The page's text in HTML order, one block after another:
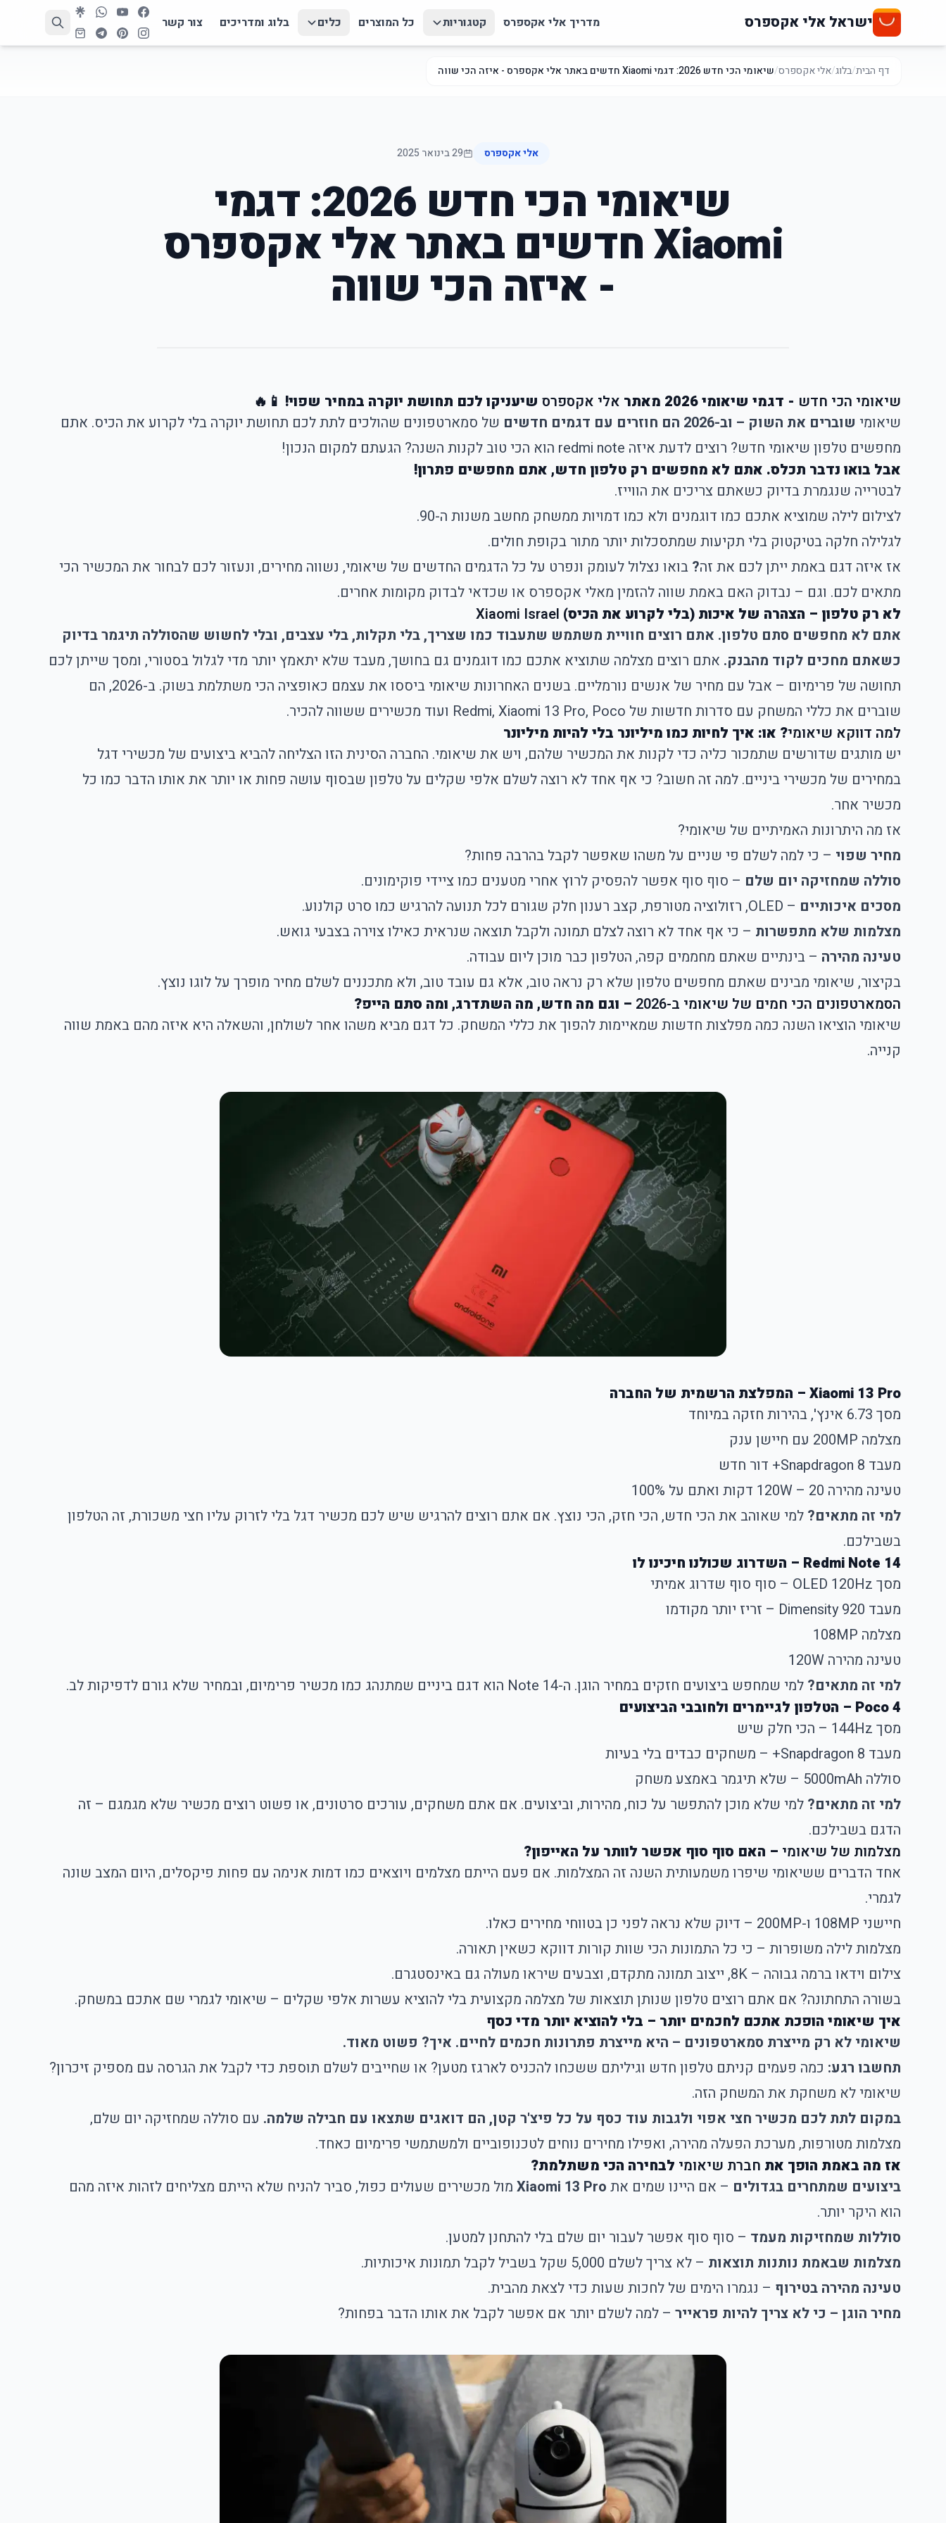
ישראל אלי אקספרס מדריך אלי אקספרס קטגוריות כל המוצרים כלים בלוג ומדריכים צור קשר
דף הבית/בלוג/אלי אקספרס/שיאומי הכי חדש 2026: דגמי Xiaomi חדשים באתר אלי אקספרס - איזה הכי שווה
אלי אקספרס 29 בינואר 2025
שיאומי הכי חדש 2026: דגמי
Xiaomi חדשים באתר אלי אקספרס
- איזה הכי שווה
שיאומי הכי חדש - דגמי שיאומי 2026 מאתר אלי אקספרס שיעניקו לכם תחושת יוקרה במחיר שפוי! 📱🔥
שיאומי שוברים את השוק – וב-2026 הם חוזרים עם דגמים חדשים
של סמארטפונים שהולכים לתת לכם תחושת יוקרה בלי לקרוע את הכיס. אתם
מחפשים טלפון שיאומי חדש? רוצים לדעת איזה redmi note הוא הכי טוב לקנות השנה? הגעתם למקום הנכון!
אבל בואו נדבר תכלס. אתם לא מחפשים רק טלפון חדש, אתם מחפשים פתרון!
לבטרייה שנגמרת בדיוק כשאתם צריכים את הווייז.
לצילום לילה שמוציא אתכם כמו דוגמנים ולא כמו דמויות ממשחק מחשב משנות ה-90.
לגלילה חלקה בטיקטוק בלי תקיעות שמתסכלות יותר מתור בקופת חולים.
אז איזה דגם באמת ייתן לכם את זה? בואו נצלול לעומק ונפרט על כל הדגמים החדשים של שיאומי, נשווה מחירים, ונעזור לכם לבחור את המכשיר הכי
מתאים לכם. וגם – נבדוק האם באמת שווה להזמין מאלי אקספרס או שכדאי לבדוק מקומות אחרים.
לא רק טלפון – הצהרה של איכות (בלי לקרוע את הכיס) Xiaomi Israel
אתם לא מחפשים סתם טלפון. אתם רוצים חוויית משתמש שתעבוד כמו שצריך, בלי תקלות, בלי עצבים, ובלי לחשוש שהסוללה תיגמר בדיוק
כשאתם מחכים לקוד מהבנק. אתם רוצים מצלמה שתוציא אתכם כמו דוגמנים גם בחושך, מעבד שלא יתאמץ יותר מדי לגלול בסטורי, ומסך שייתן לכם
תחושה של פרימיום – אבל עם מחיר של אנשים נורמליים. בשנים האחרונות שיאומי ביססו את עצמם כאופציה הכי משתלמת בשוק. ב-2026, הם
שוברים את כללי המשחק עם סדרות חדשות של Redmi, Xiaomi 13 Pro, Poco ועוד מכשירים ששווה להכיר.
למה דווקא שיאומי? או: איך לחיות כמו מיליונר בלי להיות מיליונר
יש מותגים שדורשים שתמכור כליה כדי לקנות את המכשיר שלהם, ויש את שיאומי. החברה הסינית הזו הצליחה להביא ביצועים של מכשירי דגל
במחירים של מכשירי ביניים. למה זה חשוב? כי אף אחד לא רוצה לשלם אלפי שקלים על טלפון שבסוף עושה פחות או יותר את אותו הדבר כמו כל
מכשיר אחר.
אז מה היתרונות האמיתיים של שיאומי?
מחיר שפוי – כי למה לשלם פי שניים על משהו שאפשר לקבל בהרבה פחות?
סוללה שמחזיקה יום שלם – סוף סוף אפשר להפסיק לרוץ אחרי מטענים כמו ציידי פוקימונים.
מסכים איכותיים – OLED, רזולוציה מטורפת, קצב רענון חלק שגורם לכל תנועה להרגיש כמו סרט קולנוע.
מצלמות שלא מתפשרות – כי אף אחד לא רוצה לצלם תמונה ולקבל תוצאה שנראית כאילו צוירה בצבעי גואש.
טעינה מהירה – בינתיים שאתם מחממים קפה, הטלפון כבר מוכן ליום עבודה.
בקיצור, שיאומי מבינים שאתם מחפשים טלפון שלא רק נראה טוב, אלא גם עובד טוב, ולא מתכננים לשלם מחיר מופרך על לוגו נוצץ.
הסמארטפונים הכי חמים של שיאומי ב-2026
– וגם מה חדש, מה השתדרג, ומה סתם הייפ?
שיאומי הוציאו השנה כמה מפלצות חדשות שמאיימות להפוך את כללי המשחק. כל דגם מביא משהו אחר לשולחן, והשאלה היא איזה מהם באמת שווה
קנייה.
Xiaomi 13 Pro – המפלצת הרשמית של החברה
מסך 6.73 אינץ', בהירות חזקה במיוחד
מצלמה 200MP עם חיישן ענק
מעבד Snapdragon 8+ דור חדש
טעינה מהירה 120W – 20 דקות ואתם על 100%
למי זה מתאים? למי שאוהב את הכי חדש, הכי חזק, הכי נוצץ. אם אתם רוצים להרגיש שיש לכם מכשיר דגל בלי לזרוק עליו חצי משכורת, זה הטלפון
בשבילכם.
Redmi Note 14 – השדרוג שכולנו חיכינו לו
מסך OLED 120Hz – סוף סוף שדרוג אמיתי
מעבד Dimensity 920 – זריז יותר מקודמו
מצלמה 108MP
טעינה מהירה 120W
למי זה מתאים? למי שמחפש ביצועים חזקים במחיר הוגן. ה-Note 14 הוא דגם ביניים שמתנהג כמו מכשיר פרימיום, ובמחיר שלא גורם לדפיקות לב.
Poco 4 – הטלפון לגיימרים ולחובבי הביצועים
מסך 144Hz – הכי חלק שיש
מעבד Snapdragon 8+ – משחקים כבדים בלי בעיות
סוללה 5000mAh – שלא תיגמר באמצע משחק
למי זה מתאים? למי שלא מוכן להתפשר על כוח, מהירות, וביצועים. אם אתם משחקים, עורכים סרטונים, או פשוט רוצים מכשיר שלא מגמגם – זה
הדגם בשבילכם.
מצלמות של שיאומי – האם סוף סוף אפשר לוותר על האייפון?
אחד הדברים ששיאומי שיפרו משמעותית השנה זה המצלמות. אם פעם הייתם מצלמים ויוצאים כמו דמות אנימה עם פחות פיקסלים, היום המצב שונה
לגמרי.
חיישני 108MP ו-200MP – דיוק שלא נראה לפני כן בטווחי מחירים כאלו.
מצלמות לילה משופרות – כי כל התמונות הכי שוות קורות דווקא כשאין תאורה.
צילום וידאו ברמה גבוהה – 8K, ייצוב תמונה מתקדם, וצבעים שיראו מעולה גם באינסטגרם.
בשורה התחתונה? אם אתם רוצים טלפון שנותן תוצאות של מצלמה מקצועית בלי להוציא עשרות אלפי שקלים – שיאומי לגמרי שם אתכם במשחק.
איך שיאומי הופכת אתכם לחכמים יותר – בלי להוציא יותר מדי כסף
שיאומי לא רק מייצרת סמארטפונים – היא מייצרת פתרונות חכמים לחיים. איך? פשוט מאוד.
תחשבו רגע: כמה פעמים קניתם טלפון חדש וגיליתם ששכחו להכניס לארגז מטען? או שחייבים לשלם תוספת כדי לקבל את הגרסה עם מספיק זיכרון?
שיאומי לא משחקת את המשחק הזה.
במקום לתת לכם מכשיר חצי אפוי ולגבות עוד כסף על כל פיצ'ר קטן, הם דואגים שתצאו עם חבילה שלמה. עם סוללה שמחזיקה יום שלם,
מצלמות מטורפות, מערכת הפעלה מהירה, ואפילו מחירים נוחים לטכנופוביים ולמשתמשי פרימיום כאחד.
אז מה באמת הופך את חברת שיאומי לבחירה הכי משתלמת?
ביצועים שמתחרים בגדולים – אם היינו שמים את Xiaomi 13 Pro מול מכשירים שעולים כפול, סביר להניח שלא הייתם מצליחים לזהות איזה מהם
הוא היקר יותר.
סוללות שמחזיקות מעמד – סוף סוף אפשר לעבור יום שלם בלי להתחנן למטען.
מצלמות שבאמת נותנות תוצאות – לא צריך לשלם 5,000 שקל בשביל לקבל תמונות איכותיות.
טעינה מהירה בטירוף – נגמרו הימים של לחכות שעות כדי לצאת מהבית.
מחיר הוגן – כי לא צריך להיות פראייר – למה לשלם יותר אם אפשר לקבל את אותו הדבר בפחות?